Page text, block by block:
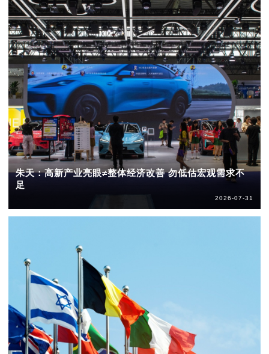
朱天：高新产业亮眼≠整体经济改善 勿低估宏观需求不
足
2026-07-31